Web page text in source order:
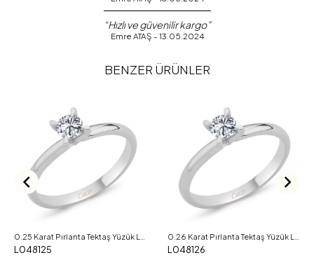
“Hızlı ve güvenilir kargo”
Emre ATAŞ - 13.05.2024
BENZER ÜRÜNLER
L048125 L048126